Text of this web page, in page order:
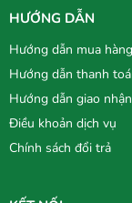
HƯỚNG DẪN
Hướng dẫn mua hàng
Hướng dẫn thanh
Hướng dẫn giao nhận
Điều khoản dịch vụ
Chính sách đổi trả